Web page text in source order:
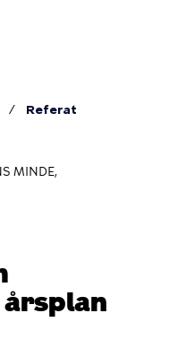
Referat
MINDE,